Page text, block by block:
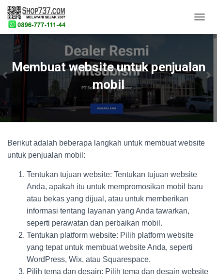
O
E
N
A
V
I
Membuat website untuk penjualan
mobil
Berikut adalah beberapa langkah untuk membuat website
untuk penjualan mobil:
Tentukan tujuan website: Tentukan tujuan website
Anda, apakah itu untuk mempromosikan mobil baru
atau bekas yang dijual, atau untuk memberikan
informasi tentang layanan yang Anda tawarkan,
seperti perawatan dan perbaikan mobil.
Tentukan platform website: Pilih platform website
yang tepat untuk membuat website Anda, seperti
WordPress, Wix, atau Squarespace.
Pilih tema dan desain: Pilih tema dan desain website